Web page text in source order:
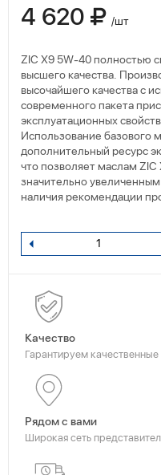
4 620 /шт
ZIC X9 5W-40 полностью
высшего качества.
высочайшего качества с
современного пакета
эксплуатационных свойств.
Использование базового
дополнительный ресурс
что позволяет маслам ZIC
значительно
наличия рекомендации
Качество
Гарантируем
Рядом с вами
Широкая сеть